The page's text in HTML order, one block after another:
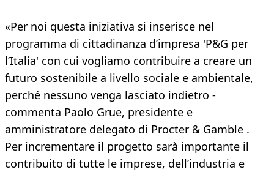
«Per noi questa iniziativa si inserisce nel
programma di cittadinanza d’impresa 'P&G per
l’Italia' con cui vogliamo contribuire a creare un
futuro sostenibile a livello sociale e ambientale,
perché nessuno venga lasciato indietro -
commenta Paolo Grue, presidente e
amministratore delegato di Procter & Gamble .
Per incrementare il progetto sarà importante il
contribuito di tutte le imprese, dell’industria e